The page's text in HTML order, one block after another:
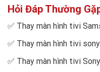
Hỏi Đáp Thường
✅ Thay màn hình tivi
✅ Thay màn hình tivi
✅ Thay màn hình tivi